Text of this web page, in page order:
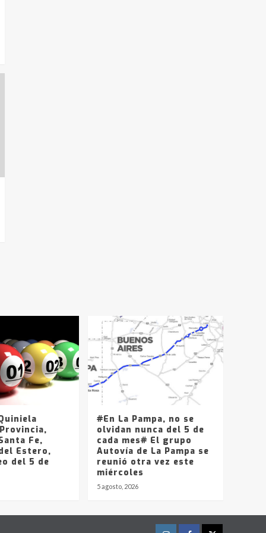
Fe,
Estero,
del 5 de
#En La Pampa, no se
olvidan nunca del 5 de
cada mes# El grupo
Autovía de La Pampa se
reunió otra vez este
miércoles
5 agosto, 2026